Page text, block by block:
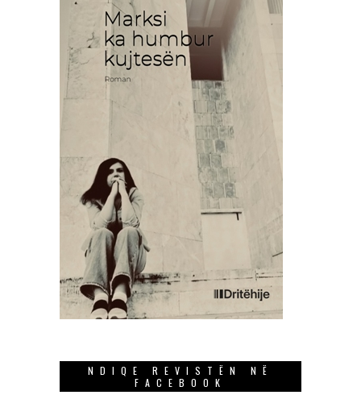
NDIQE REVISTËN NË
FACEBOOK